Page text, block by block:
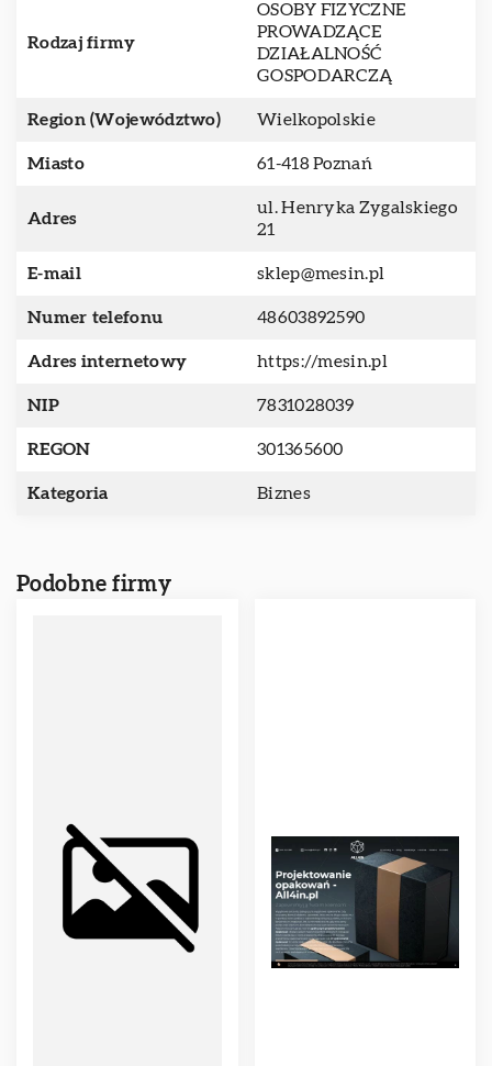
Rodzaj firmy
OSOBY FIZYCZNE
PROWADZĄCE
DZIAŁALNOŚĆ
GOSPODARCZĄ
Region (Województwo) Wielkopolskie
Miasto 61-418 Poznań
Adres
ul. Henryka Zygalskiego
21
E-mail sklep@mesin.pl
Numer telefonu 48603892590
Adres internetowy https://mesin.pl
NIP 7831028039
REGON 301365600
Kategoria Biznes
Podobne firmy